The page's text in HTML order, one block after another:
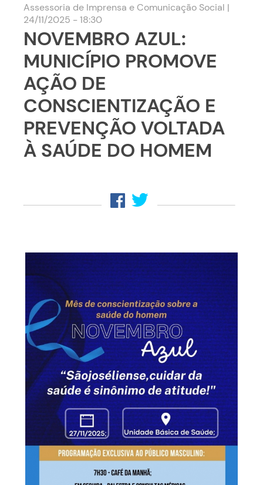
Assessoria de Imprensa e Comunicação Social |
24/11/2025 - 18:30
NOVEMBRO AZUL:
MUNICÍPIO PROMOVE
AÇÃO DE
CONSCIENTIZAÇÃO E
PREVENÇÃO VOLTADA
À SAÚDE DO HOMEM